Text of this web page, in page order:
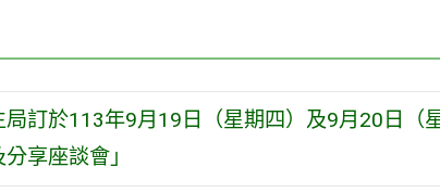
局訂於113年9月19日（星期四）及9月20日（
享座談會」